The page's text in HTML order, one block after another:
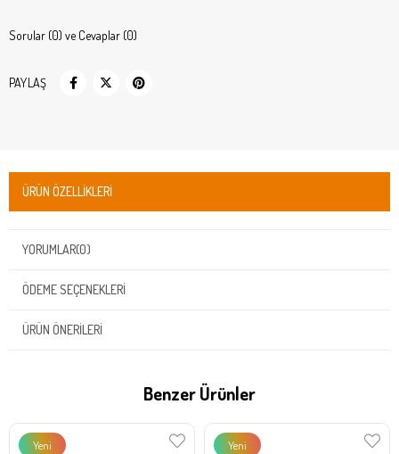
Sorular (0) ve Cevaplar (0)
PAYLAŞ
ÜRÜN ÖZELLIKLERI
YORUMLAR(0)
ÖDEME SEÇENEKLERI
ÜRÜN ÖNERILERI
Benzer Ürünler
Yeni
Yeni